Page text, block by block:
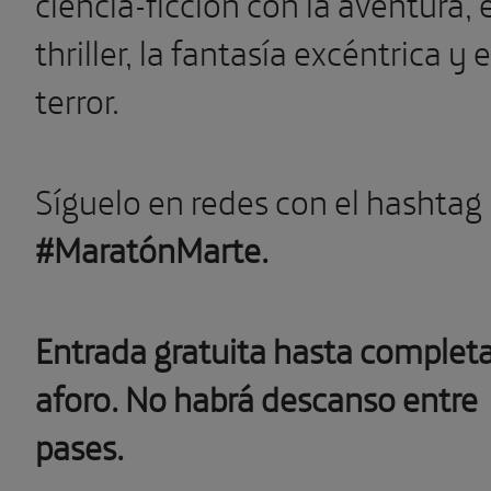
thriller, la fantasía excéntrica y
terror.
Síguelo en redes con el hashtag
#MaratónMarte.
Entrada gratuita hasta
aforo. No habrá descanso entre
pases.